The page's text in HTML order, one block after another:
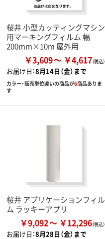
桜井 小型カッティングマシン
用マーキングフィルム 幅
200mm×10m 屋外用
￥3,609 ￥4,617
お届け日：8月14日（金）まで
カラー・販売単位違いの商品が6商品ありま
す
桜井 アプリケーションフィル
ム ラッキーアプリ
￥9,092 ￥12,296
お届け日：8月28日（金）まで